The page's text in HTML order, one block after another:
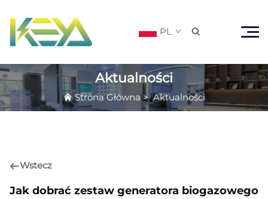
PL 
Aktualności
Strona Główna>Aktualności
Wstecz
Jak dobrać zestaw generatora biogazowego